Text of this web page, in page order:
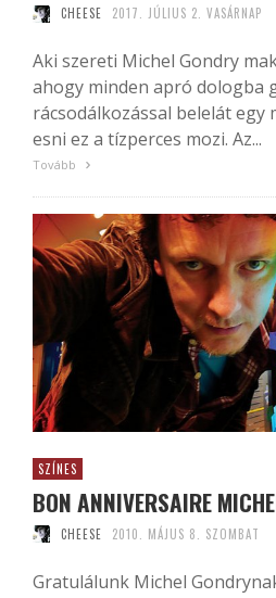
CHEESE 2017. JÚLIUS 2. VASÁRNAP
Aki szereti Michel Gondry
ahogy minden apró dologba
rácsodálkozással belelát egy
esni ez a tízperces mozi. Az...
Tovább
SZÍNES
BON ANNIVERSAIRE
CHEESE 2010. MÁJUS 8. SZOMBAT
Gratulálunk Michel